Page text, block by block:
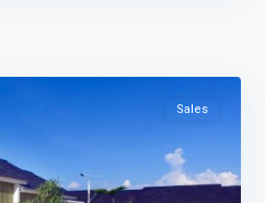
Sales